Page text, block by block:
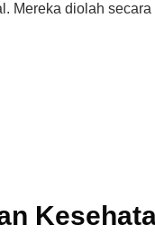
Mereka diolah secara